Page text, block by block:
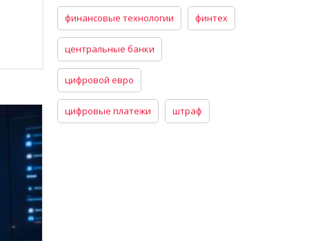
финансовые технологии финтех
центральные банки
цифровой евро
цифровые платежи штраф